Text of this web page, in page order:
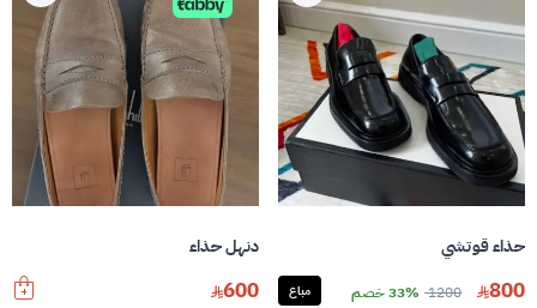
حذاء قوتشي
800
1200 33% خصم مباع
دنهل حذاء
600